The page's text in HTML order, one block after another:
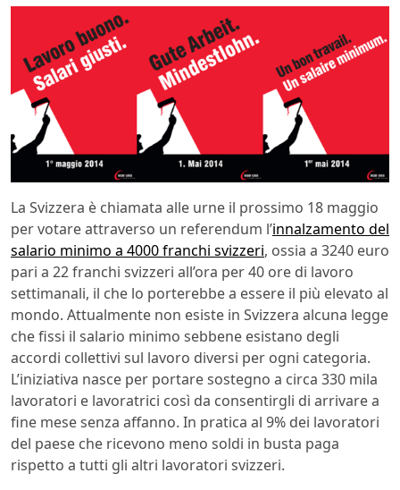
La Svizzera è chiamata alle urne il prossimo 18 maggio
per votare attraverso un referendum l’innalzamento del
salario minimo a 4000 franchi svizzeri, ossia a 3240 euro
pari a 22 franchi svizzeri all’ora per 40 ore di lavoro
settimanali, il che lo porterebbe a essere il più elevato al
mondo. Attualmente non esiste in Svizzera alcuna legge
che fissi il salario minimo sebbene esistano degli
accordi collettivi sul lavoro diversi per ogni categoria.
L’iniziativa nasce per portare sostegno a circa 330 mila
lavoratori e lavoratrici così da consentirgli di arrivare a
fine mese senza affanno. In pratica al 9% dei lavoratori
del paese che ricevono meno soldi in busta paga
rispetto a tutti gli altri lavoratori svizzeri.